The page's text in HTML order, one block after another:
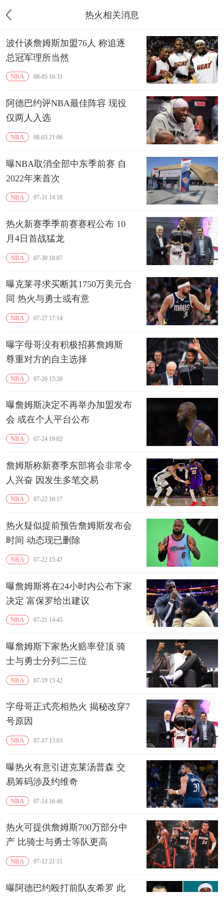
热火相关消息
波什谈詹姆斯加盟76人 称追逐
总冠军理所当然
NBA 08-05 16:33
阿德巴约评NBA最佳阵容 现役
仅两人入选
NBA 08-03 21:06
曝NBA取消全部中东季前赛 自
2022年来首次
NBA 07-31 14:18
热火新赛季季前赛赛程公布 10
月4日首战猛龙
NBA 07-30 18:07
曝克莱寻求买断其1750万美元合
同 热火与勇士或有意
NBA 07-27 17:14
曝字母哥没有积极招募詹姆斯
尊重对方的自主选择
NBA 07-26 15:26
曝詹姆斯决定不再举办加盟发布
会 或在个人平台公布
NBA 07-24 19:02
詹姆斯称新赛季东部将会非常令
人兴奋 因发生多笔交易
NBA 07-22 16:17
热火疑似提前预告詹姆斯发布会
时间 动态现已删除
NBA 07-22 15:47
曝詹姆斯将在24小时内公布下家
决定 富保罗给出建议
NBA 07-21 14:45
曝詹姆斯下家热火赔率登顶 骑
士与勇士分列二三位
NBA 07-19 15:42
字母哥正式亮相热火 揭秘改穿7
号原因
NBA 07-17 13:03
曝热火有意引进克莱汤普森 交
易筹码涉及约维奇
NBA 07-14 16:46
热火可提供詹姆斯700万部分中
产 比骑士与勇士等队更高
NBA 07-12 21:11
曝阿德巴约殴打前队友希罗 此